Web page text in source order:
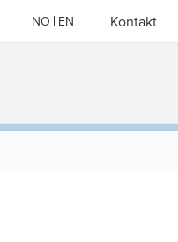
NO EN Kontakt